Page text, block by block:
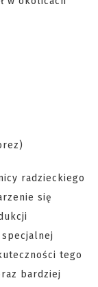
radzieckiego
się
tego
bardziej